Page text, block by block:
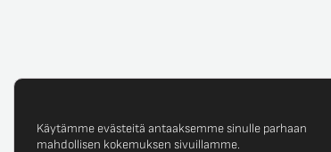
Käytämme evästeitä antaaksemme sinulle parhaan
mahdollisen kokemuksen sivuillamme.